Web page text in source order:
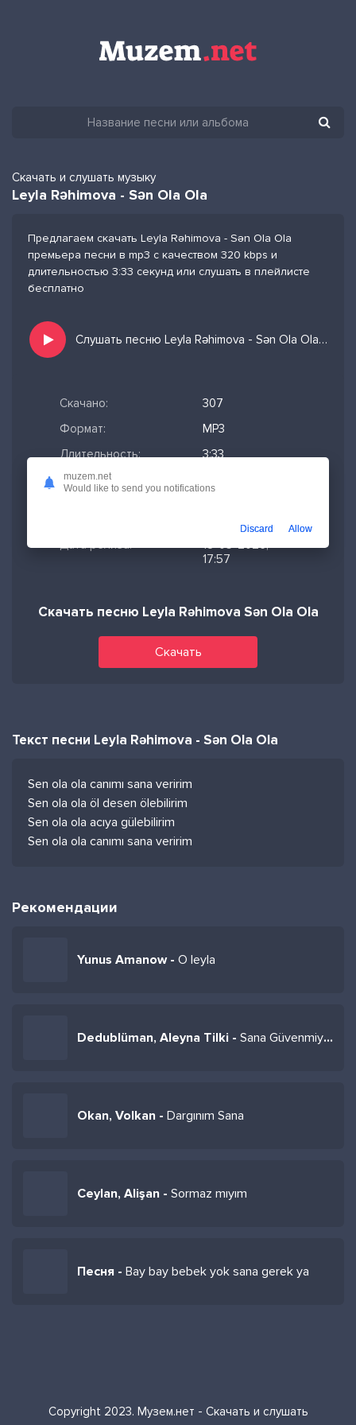
Скачать и слушать музыку
Leyla Rəhimova - Sən Ola Ola
Предлагаем скачать Leyla Rəhimova - Sən Ola Ola
премьера песни в mp3 с качеством 320 kbps и
длительностью 3:33 секунд или слушать в плейлисте
бесплатно
Слушать песню Leyla Rəhimova - Sən Ola Ola и добавить в избранных
Скачано:
307
Формат:
MP3
Длительность:
3:33
Размер файла:
Дата релиза:
18-05-2026,
17:57
Скачать песню Leyla Rəhimova Sən Ola Ola
Скачать
Текст песни Leyla Rəhimova - Sən Ola Ola
Sen ola ola canımı sana veririm
Sen ola ola öl desen ölebilirim
Sen ola ola acıya gülebilirim
Sen ola ola canımı sana veririm
Рекомендации
Yunus Amanow - O leyla
Dedublüman, Aleyna Tilki - Sana Güvenmiyorum (Aca Remix)
Okan, Volkan - Dargınım Sana
Ceylan, Alişan - Sormaz mıyım
Песня - Bay bay bebek yok sana gerek ya
Copyright 2023. Музем.нет - Скачать и слушать
muzem.net
Would like to send you notifications
Discard Allow